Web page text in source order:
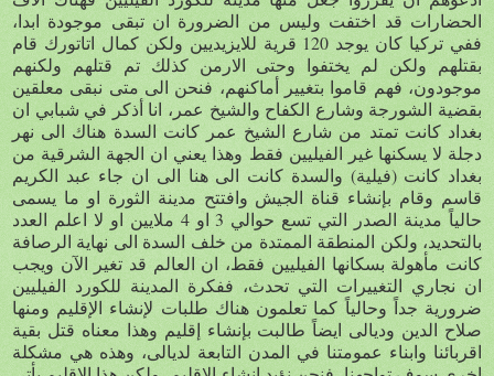
الحضارات قد اختفت وليس من الضرورة ان تبقى موجودة ابدا،
ففي تركيا كان يوجد 120 قرية للايزيديين ولكن كمال اتاتورك قام
بقتلهم ولكن لم يختفوا وحتى الارمن كذلك تم قتلهم ولكنهم
موجودون، فهم قاموا بتغيير أماكنهم، فنحن الى متى نبقى معلقين
بقضية الشورجة وشارع الكفاح والشيخ عمر، انا أذكر في شبابي ان
بغداد كانت تمتد من شارع الشيخ عمر كانت السدة هناك الى نهر
دجلة لا يسكنها غير الفيليين فقط وهذا يعني ان الجهة الشرقية من
بغداد كانت (فيلية) والسدة كانت الى هنا الى ان جاء عبد الكريم
قاسم وقام بإنشاء قناة الجيش وافتتح مدينة الثورة او ما يسمى
حالياً مدينة الصدر التي تسع حوالي 3 او 4 ملايين او لا اعلم العدد
بالتحديد، ولكن المنطقة الممتدة من خلف السدة الى نهاية الرصافة
كانت مأهولة بسكانها الفيليين فقط، ان العالم قد تغير الآن ويجب
ان نجاري التغييرات التي تحدث، ففكرة المدينة للكورد الفيليين
ضرورية جداً وحالياً كما تعلمون هناك طلبات لإنشاء الإقليم ومنها
صلاح الدين وديالى ايضاً طالبت بإنشاء إقليم وهذا معناه قتل بقية
اقربائنا وابناء عمومتنا في المدن التابعة لديالى، وهذه هي مشكلة